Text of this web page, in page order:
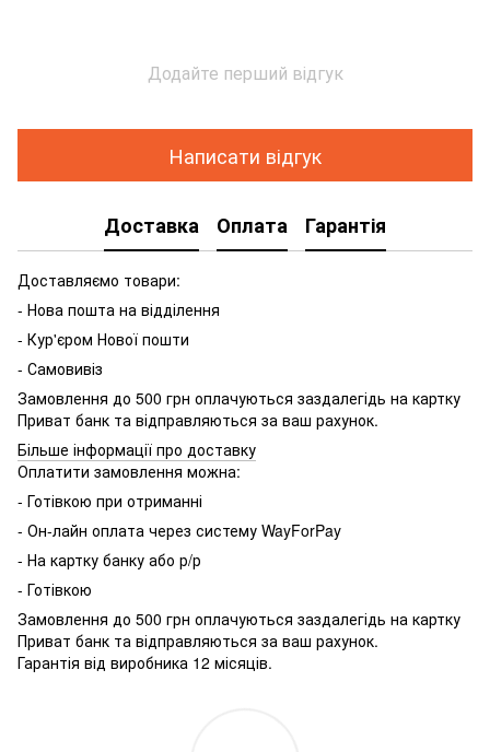
Додайте перший відгук
Написати відгук
Доставка Оплата Гарантія
Доставляємо товари:
- Нова пошта на відділення
- Кур'єром Нової пошти
- Самовивіз
Замовлення до 500 грн оплачуються заздалегідь на картку
Приват банк та відправляються за ваш рахунок.
Більше інформації про доставку
Оплатити замовлення можна:
- Готівкою при отриманні
- Он-лайн оплата через систему WayForPay
- На картку банку або р/р
- Готівкою
Замовлення до 500 грн оплачуються заздалегідь на картку
Приват банк та відправляються за ваш рахунок.
Гарантія від виробника 12 місяців.